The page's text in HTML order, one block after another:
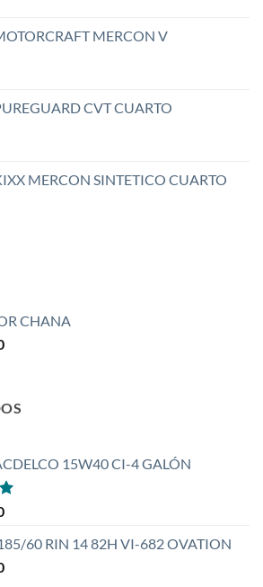
MERCON V
CVT CUARTO
MERCON SINTETICO CUARTO
CHANA
15W40 CI-4 GALÓN
60 RIN 14 82H VI-682 OVATION